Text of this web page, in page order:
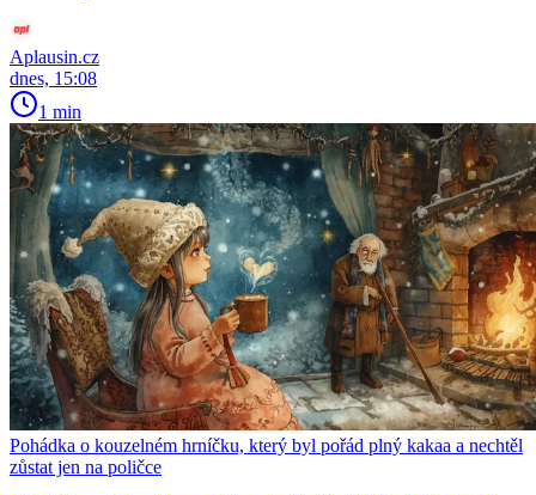
Aplausin.cz
dnes, 15:08
1 min
Pohádka o kouzelném hrníčku, který byl pořád plný kakaa a nechtěl
zůstat jen na poličce